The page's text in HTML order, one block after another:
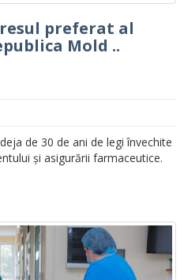
preferat al
Mold ..
de 30 de ani de legi învechite
și asigurării farmaceutice.